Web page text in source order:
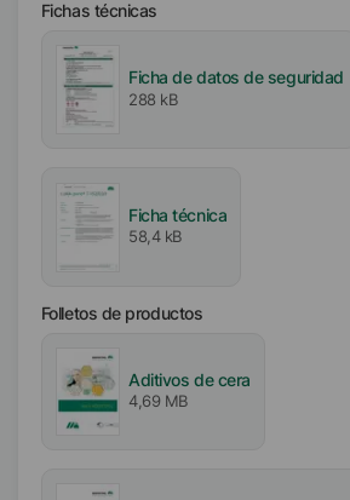
Disponibilidad
EMEA
Asia/Oceanía
Intervalo de fusión
102°C
Fichas técnicas
Ficha de datos de seguridad
288 kB
Ficha técnica
58,4 kB
Folletos de productos
Aditivos de cera
4,69 MB